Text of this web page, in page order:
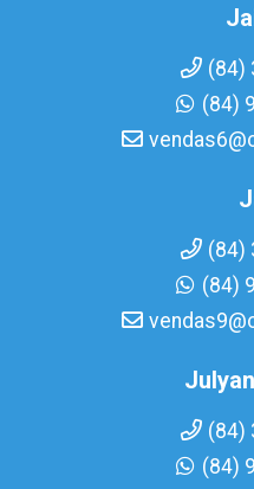
(84)
(84)
(84)
(84)
(84)
(84)